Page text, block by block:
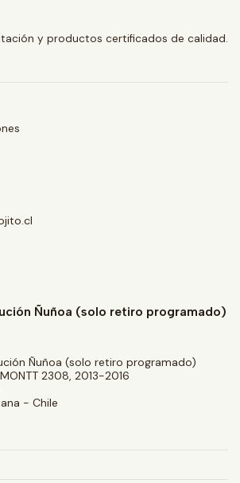
y productos certificados de calidad.
Ñuñoa (solo retiro programado)
Ñuñoa (solo retiro programado)
MONTT 2308, 2013-2016
- Chile